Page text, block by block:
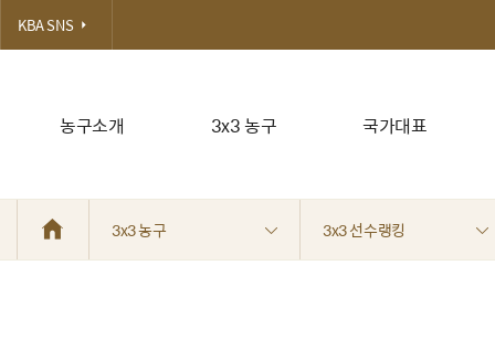
농구소개 3x3 농구 국가대표
KBA SNS
3x3 농구 3x3 선수랭킹